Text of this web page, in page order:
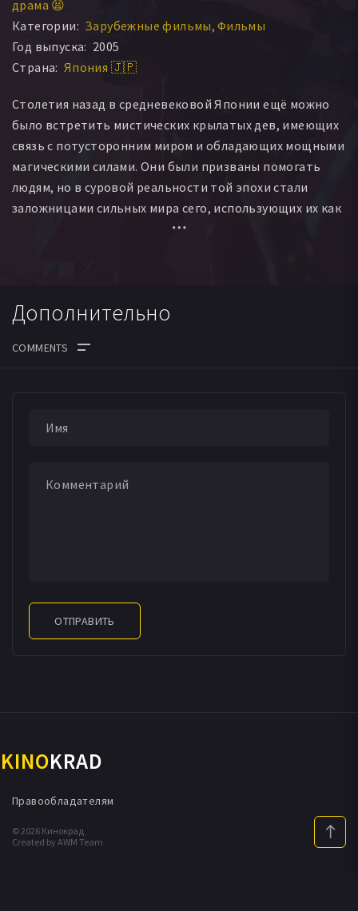
драма 😫
Категории: Зарубежные фильмы Фильмы
Год выпуска: 2005
Страна: Япония 🇯🇵
Столетия назад в средневековой Японии ещё можно
было встретить мистических крылатых дев, имеющих
связь с потусторонним миром и обладающих мощными
магическими силами. Они были призваны помогать
людям, но в суровой реальности той эпохи стали
заложницами сильных мира сего, использующих их как
оружие в войнах. Эти чистые душой существа не могли
его жена. Между ними возникла особая духовная связь,
тех пор из поколения в поколение потомки этой семьи
Уже в наше время Юкито Кунисаки, очередная
отправился блуждать по свету, зарабатывая на жизнь
странные сны, в которых она видит себя парящей в
небе с крыльями за спиной. Неужели поиск крылатой
девы близится к концу? Или же он столь же
Дополнительно
ОТПРАВИТЬ
KINOKRAD
© 2026 Кинокрад
Created by AWM Team
Правообладателям